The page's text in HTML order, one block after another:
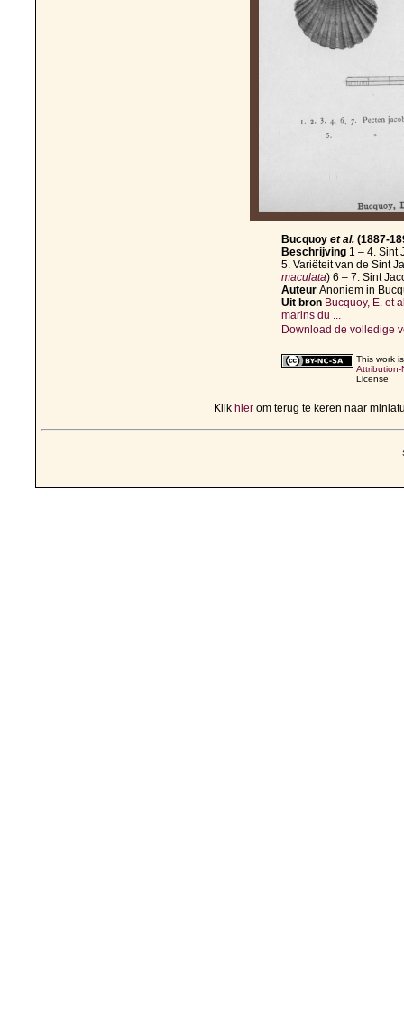
Bucquoy et al. (1887-
Beschrijving 1 – 4. Sint
5. Variëteit van de Sint
maculata) 6 – 7. Sint
Auteur Anoniem in
Uit bron Bucquoy, E. et
marins du ...
Download de volledige
This work
Attribution-
License
Klik hier om terug te keren naar